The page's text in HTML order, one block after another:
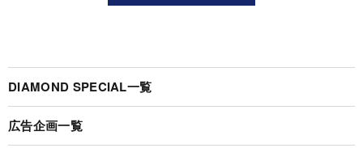
DIAMOND SPECIAL一覧
広告企画一覧